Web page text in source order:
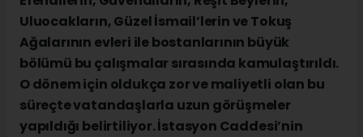
Uluocakların, Güzel İsmail’lerin ve Tokuş
Ağalarının evleri ile bostanlarının büyük
bölümü bu çalışmalar sırasında kamulaştırıldı.
O dönem için oldukça zor ve maliyetli olan bu
süreçte vatandaşlarla uzun görüşmeler
yapıldığı belirtiliyor. İstasyon Caddesi’nin